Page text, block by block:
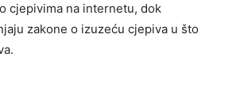
cjepivima na internetu, dok
zakone o izuzeću cjepiva u što